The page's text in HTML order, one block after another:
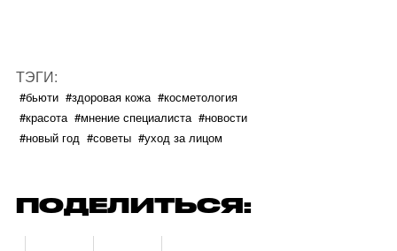
ТЭГИ:
#бьюти #здоровая кожа #косметология
#красота #мнение специалиста #новости
#новый год #советы #уход за лицом
ПОДЕЛИТЬСЯ: